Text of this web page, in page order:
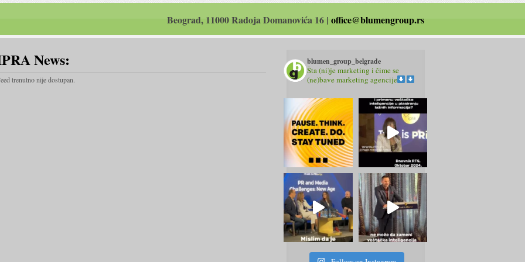
Beograd, 11000 Radoja Domanovića 16 | office@blumengroup.rs
News:
trenutno nije dostupan.
blumen_group_belgrade
Šta (ni)je marketing i čime se
(ne)bave marketing agencije